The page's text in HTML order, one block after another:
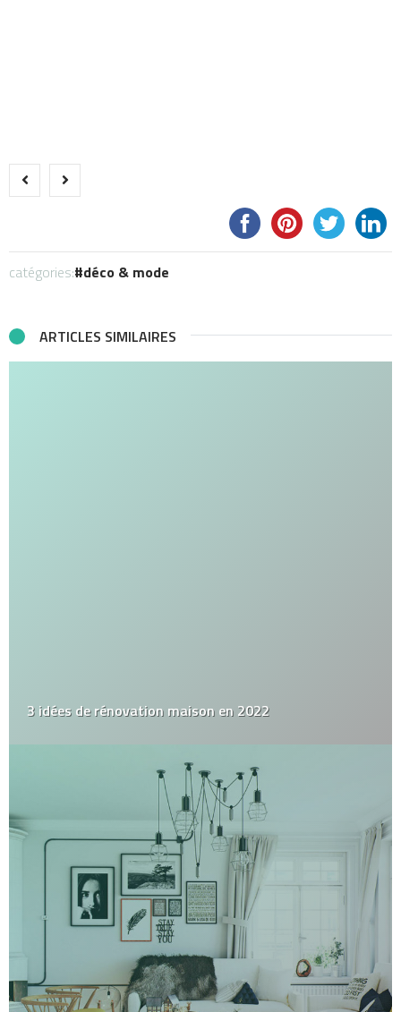
catégories: déco & mode
ARTICLES SIMILAIRES
3 idées de rénovation maison en 2022